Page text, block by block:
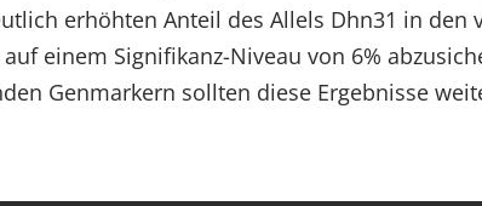
erhöhten Anteil des Allels Dhn31 in
einem Signifikanz-Niveau von 6%
Genmarkern sollten diese Ergebnisse